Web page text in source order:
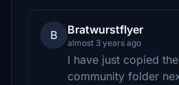
B Bratwurstflyer
almost 3 years ago
I have just copied
community folder